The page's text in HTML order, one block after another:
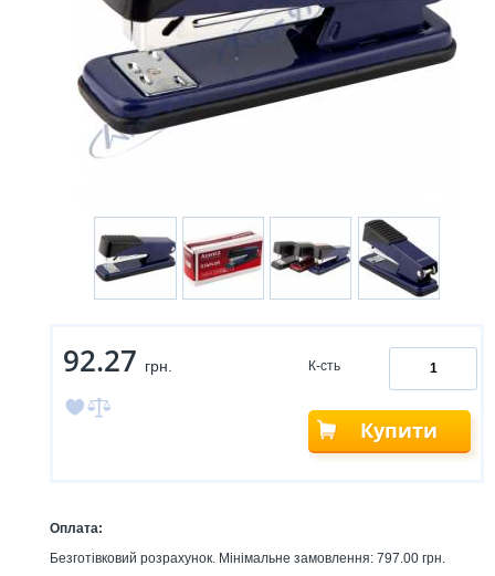
92.27 грн. К-сть
Купити
Оплата:
Безготівковий розрахунок. Мінімальне замовлення: 797.00 грн.